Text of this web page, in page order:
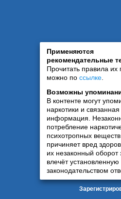
Применяются
рекомендательные
Прочитать правила
можно по ссылке
Возможны
В контенте могут
наркотики и
информация.
потребление
психотропных
причиняет вред
их незаконный
влечёт установленную
законодательством